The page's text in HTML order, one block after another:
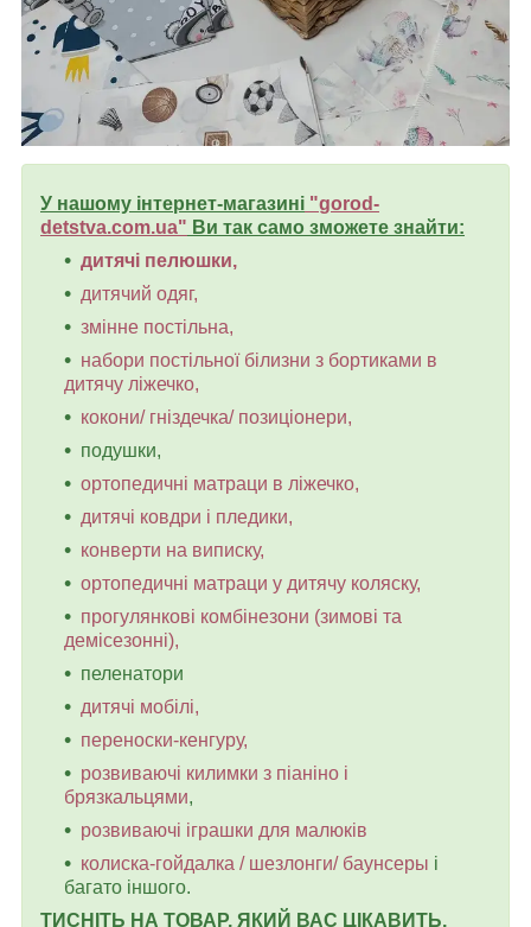
У нашому інтернет-магазині "gorod-
detstva.com.ua" Ви так само зможете знайти:
дитячі пелюшки,
дитячий одяг,
змінне постільна,
набори постільної білизни з бортиками в
дитячу ліжечко,
кокони/ гніздечка/ позиціонери,
подушки,
ортопедичні матраци в ліжечко,
дитячі ковдри і пледики,
конверти на виписку,
ортопедичні матраци у дитячу коляску,
прогулянкові комбінезони (зимові та
демісезонні),
пеленатори
дитячі мобілі,
переноски-кенгуру,
розвиваючі килимки з піаніно і
брязкальцями,
розвиваючі іграшки для малюків
колиска-гойдалка / шезлонги/ баунсеры і
багато іншого.
ТИСНІТЬ НА ТОВАР, ЯКИЙ ВАС ЦІКАВИТЬ,